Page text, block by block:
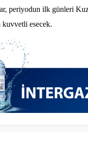
periyodun ilk günleri
kuvvetli esecek.